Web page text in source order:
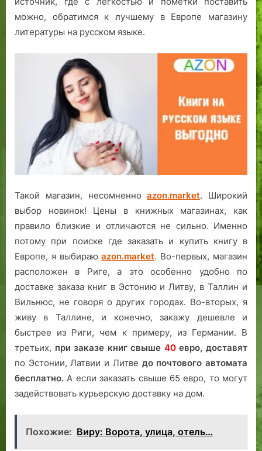
можно, обратимся к лучшему в Европе магазину
литературы на русском языке.
Такой магазин, несомненноazon.market. Широкий
выбор новинок! Цены в книжных магазинах, как
правило близкие и отличаются не сильно. Именно
потому при поиске где заказать и купить книгу в
Европе, я выбираюazon.market. Во-первых, магазин
расположен в Риге, а это особенно удобно по
доставке заказа книг в Эстонию и Литву, в Таллин и
Вильнюс, не говоря о других городах. Во-вторых, я
живу в Таллине, и конечно, закажу дешевле и
быстрее из Риги, чем к примеру, из Германии. В
третьих, при заказе книг свыше 40евро, доставят
по Эстонии, Латвии и Литве до почтового автомата
бесплатно. А если заказать свыше 65 евро, то могут
задействовать курьерскую доставку на дом.
Похожие: Виру: Ворота, улица, отель…